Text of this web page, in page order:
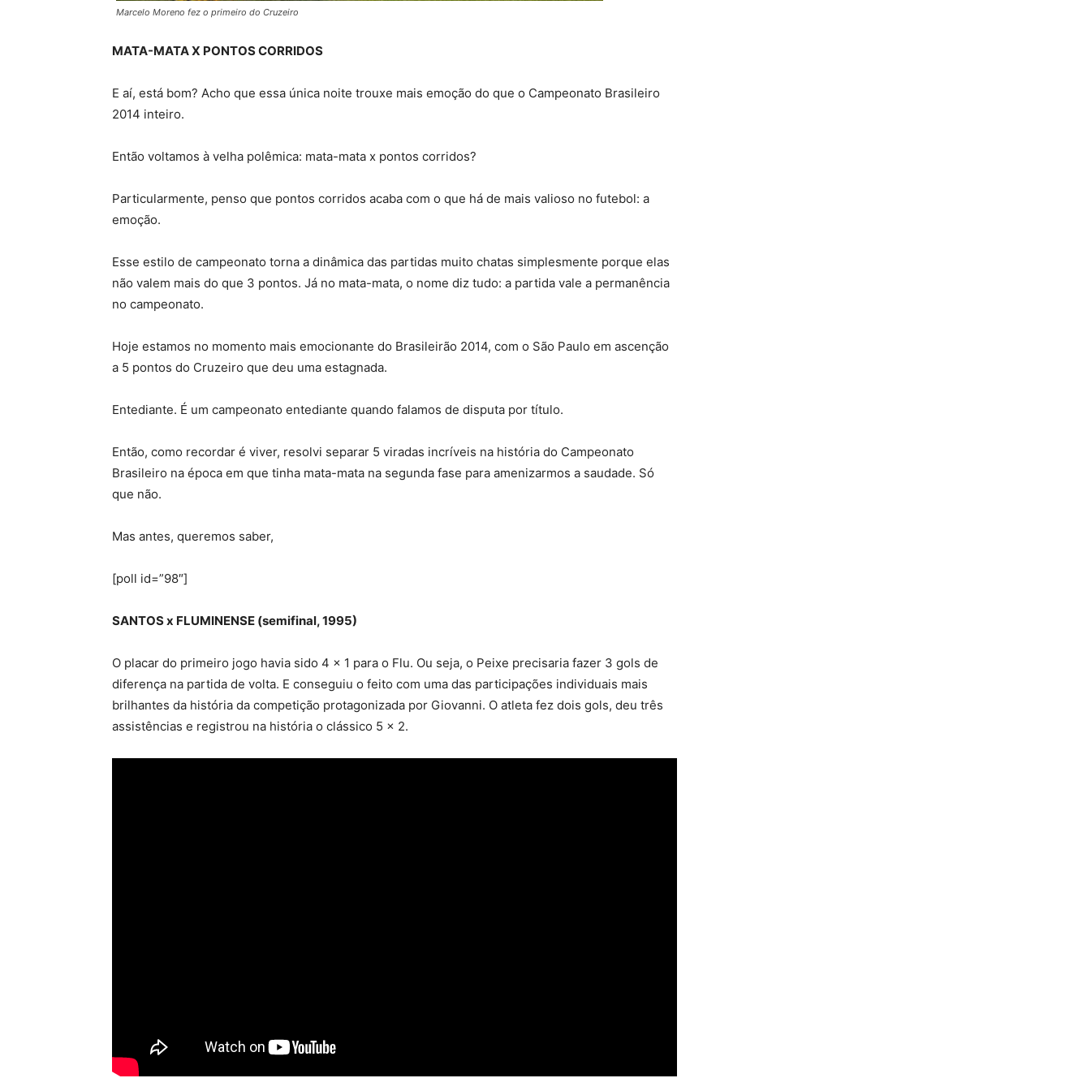
Marcelo Moreno fez o primeiro do Cruzeiro
MATA-MATA X PONTOS CORRIDOS
E aí, está bom? Acho que essa única noite trouxe mais emoção do que o Campeonato Brasileiro
2014 inteiro.
Então voltamos à velha polêmica: mata-mata x pontos corridos?
Particularmente, penso que pontos corridos acaba com o que há de mais valioso no futebol: a
emoção.
Esse estilo de campeonato torna a dinâmica das partidas muito chatas simplesmente porque elas
não valem mais do que 3 pontos. Já no mata-mata, o nome diz tudo: a partida vale a permanência
no campeonato.
Hoje estamos no momento mais emocionante do Brasileirão 2014, com o São Paulo em ascenção
a 5 pontos do Cruzeiro que deu uma estagnada.
Entediante. É um campeonato entediante quando falamos de disputa por título.
Então, como recordar é viver, resolvi separar 5 viradas incríveis na história do Campeonato
Brasileiro na época em que tinha mata-mata na segunda fase para amenizarmos a saudade. Só
que não.
Mas antes, queremos saber,
[poll id=”98″]
SANTOS x FLUMINENSE (semifinal, 1995)
O placar do primeiro jogo havia sido 4 x 1 para o Flu. Ou seja, o Peixe precisaria fazer 3 gols de
diferença na partida de volta. E conseguiu o feito com uma das participações individuais mais
brilhantes da história da competição protagonizada por Giovanni. O atleta fez dois gols, deu três
assistências e registrou na história o clássico 5 x 2.